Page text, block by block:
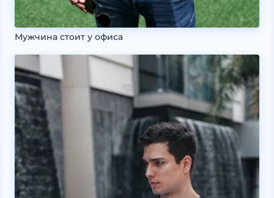
Мужчина стоит у офиса